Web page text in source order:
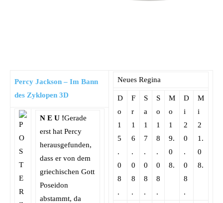
Percy Jackson – Im Bann
des Zyklopen 3D
Neues Regina
D
o
1
5
.
0
8
.
F
r
1
6
.
0
8
.
S
a
1
7
.
0
8
.
S
o
1
8
.
0
8
.
M
o
1
9.
0
8.
D
i
2
0
.
0
8
.
M
i
2
1.
0
8.
N E U !Gerade
erst hat Percy
herausgefunden,
dass er von dem
griechischen Gott
Poseidon
abstammt, da